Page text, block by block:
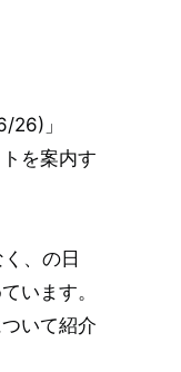
26)」
を案内す
、の日
います。
いて紹介